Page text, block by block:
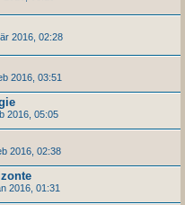
2016, 02:28
2016, 03:51
2016, 05:05
2016, 02:38
2016, 01:31